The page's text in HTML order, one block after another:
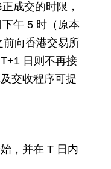
成交的时限，
午 5 时（原本
前向香港交易所
日则不再接
交收程序可提
，并在 T 日内